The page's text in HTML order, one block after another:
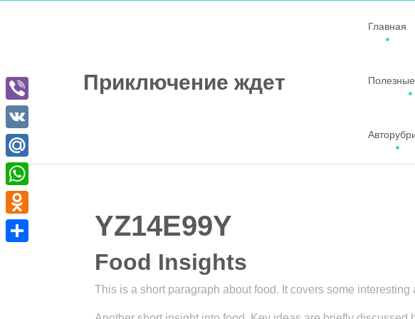
Приключение ждет
Главная
YZ14E99Y
Food Insights
This is a short paragraph about food. It covers some interesting
Viber
VK
Mail.Ru
WhatsApp
Odnoklassniki